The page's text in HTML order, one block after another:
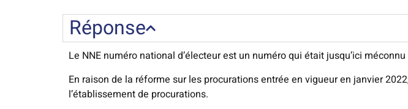
Réponse
Le NNE numéro national d’électeur est un numéro qui était jusqu’ici
En raison de la réforme sur les procurations entrée en vigueur en janvier
l’établissement de procurations.